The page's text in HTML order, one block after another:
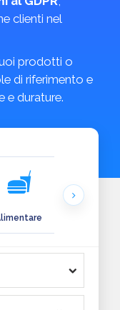
clienti nel
prodotti o
di riferimento e
e durature.